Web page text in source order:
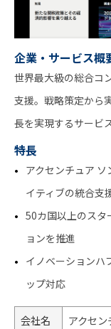
企業・サービス概
世界最大級の総合コ
支援。戦略策定から
長を実現するサービ
特長
アクセンチュア
イティブの統合支
50カ国以上のスタ
ョンを推進
イノベーションハ
ップ対応
会社名
アクセ